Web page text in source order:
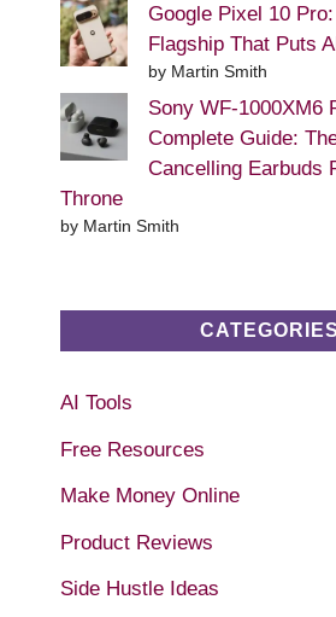
Google Pixel 10
Flagship That Puts
by Martin Smith
Sony WF-1000XM6
Complete Guide:
Cancelling Earbuds
Throne
by Martin Smith
CATEGORIES
AI Tools
Free Resources
Make Money Online
Product Reviews
Side Hustle Ideas